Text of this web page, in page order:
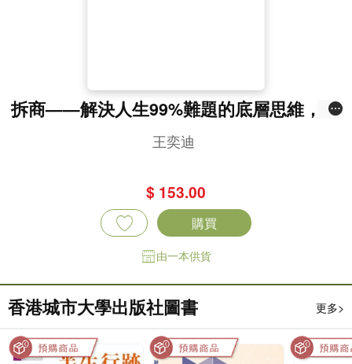
拆商——解決人生99%難題的底層思維，專
為上班族、創業者與追求自我成長者打造的
問題解決實戰指南
王奕迪
$ 153.00
購買
由一本供貨
香港城市大學出版社圖書 更多>